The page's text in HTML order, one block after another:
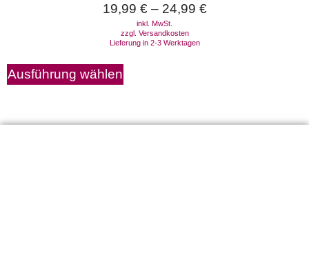
19,99 €– 24,99 €
inkl. MwSt.
zzgl. Versandkosten
Lieferung in 2-3 Werktagen
Ausführung wählen